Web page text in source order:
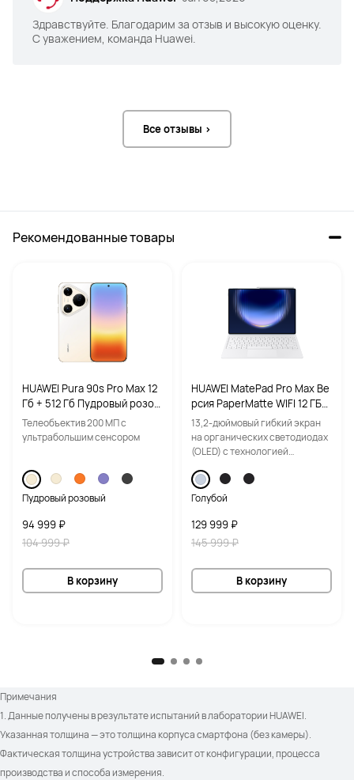
Здравствуйте. Благодарим за отзыв и высокую оценку.
С уважением, команда Huawei.
Все отзывы >
Рекомендованные товары
HUAWEI Pura 90s Pro Max 12
Гб + 512 Гб Пудровый розов
ый
Телеобъектив 200 МП с
ультрабольшим сенсором
Пудровый розовый
94 999 ₽
104 999 ₽
В корзину
HUAWEI MatePad Pro Max Ве
рсия PaperMatte WIFI 12 ГБ+
512 ГБ Голубой с клавиатуро
й
13,2-дюймовый гибкий экран
на органических светодиодах
(OLED) с технологией
ультратонкий | Удобство
работы как на ноутбуке
Голубой
129 999 ₽
145 999 ₽
В корзину
Примечания
1. Данные получены в результате испытаний в лаборатории HUAWEI.
Указанная толщина — это толщина корпуса смартфона (без камеры).
Фактическая толщина устройства зависит от конфигурации, процесса
производства и способа измерения.